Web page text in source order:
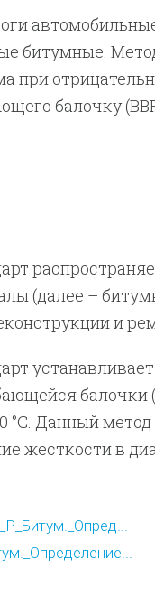
битумные.
при
балочку
(далее –
и
балочки
0 °C. Данный
жесткости в